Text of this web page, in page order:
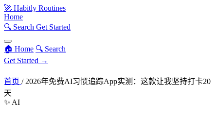
🚀 Habitly Routines
Home
🔍 Search Get Started
🏠 Home 🔍 Search
Get Started →
首页 / 2026年免费AI习惯追踪App实测：这款让我坚持打卡20
天
✨ AI